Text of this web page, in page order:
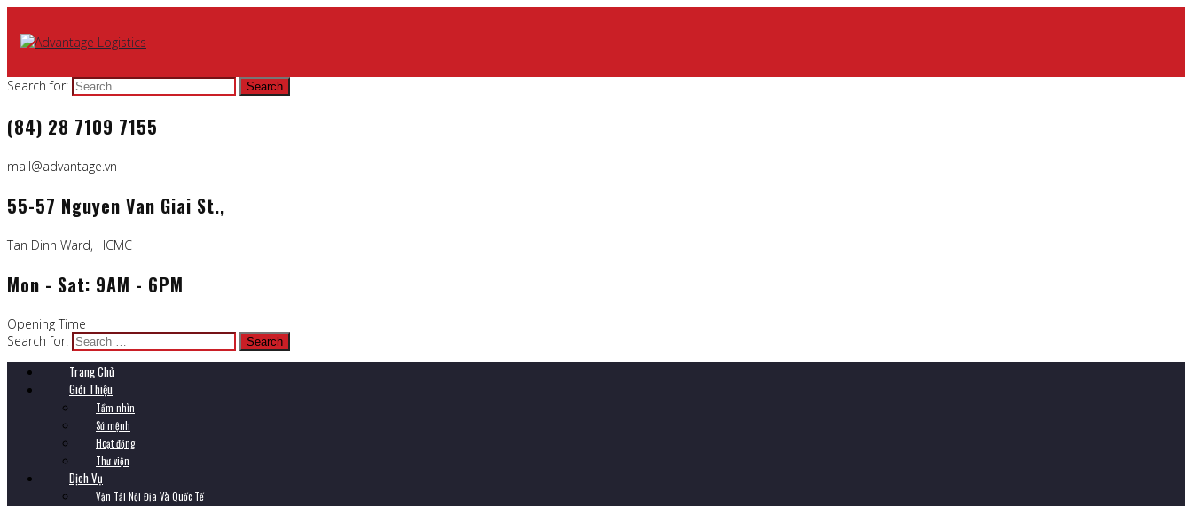
Search for:
(84) 28 7109 7155
mail@advantage.vn
55-57 Nguyen Van Giai St.,
Tan Dinh Ward, HCMC
Mon - Sat: 9AM - 6PM
Opening Time
Search for:
Trang Chủ
Giới Thiệu
Tầm nhìn
Sứ mệnh
Hoạt động
Thư viện
Dịch Vụ
Vận Tải Nội Địa Và Quốc Tế